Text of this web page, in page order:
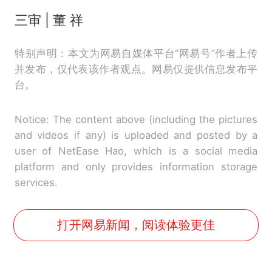
三审 | 董 祥
特别声明：本文为网易自媒体平台“网易号”作者上传
并发布，仅代表该作者观点。网易仅提供信息发布平
台。
Notice: The content above (including the pictures
and videos if any) is uploaded and posted by a
user of NetEase Hao, which is a social media
platform and only provides information storage
services.
打开网易新闻，阅读体验更佳